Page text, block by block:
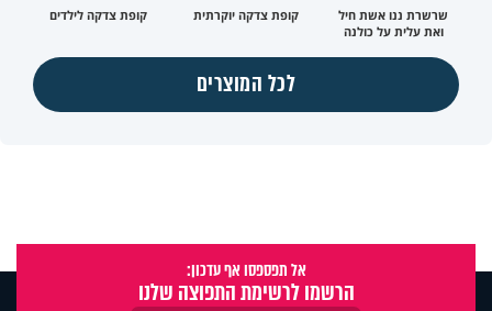
שרשרת ננו אשת חיל
ואת עלית על כולנה
קופת צדקה יוקרתית קופת צדקה לילדים
לכל המוצרים
אל תפספסו אף עדכון:
הרשמו לרשימת התפוצה שלנו